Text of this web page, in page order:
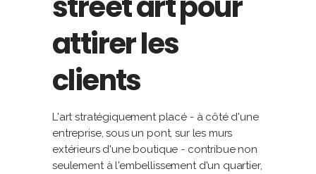
attirer les
clients
L'art stratégiquement placé - à côté d'une
entreprise, sous un pont, sur les murs
extérieurs d'une boutique - contribue non
seulement à l'embellissement d'un quartier,